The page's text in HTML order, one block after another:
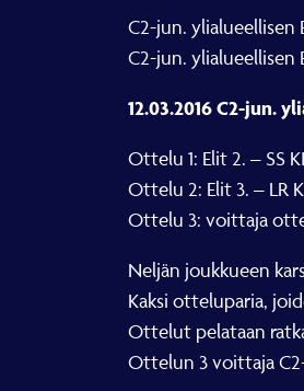
C2-jun. ylialueellisen
C2-jun.
12.03.2016 C2-jun.
Ottelu 1: Elit 2. – SS
Ottelu 2: Elit 3. – LR
Ottelu 3: voittaja
Neljän joukkueen
Kaksi otteluparia,
Ottelut pelataan
Ottelun 3 voittaja